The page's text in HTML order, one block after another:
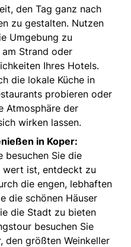
den Tag ganz nach
zu gestalten. Nutzen
Umgebung zu
am Strand oder
Ihres Hotels.
die lokale Küche in
probieren oder
Atmosphäre der
wirken lassen.
in Koper:
besuchen Sie die
wert ist, entdeckt zu
die engen, lebhaften
die schönen Häuser
die Stadt zu bieten
besuchen Sie
den größten Weinkeller